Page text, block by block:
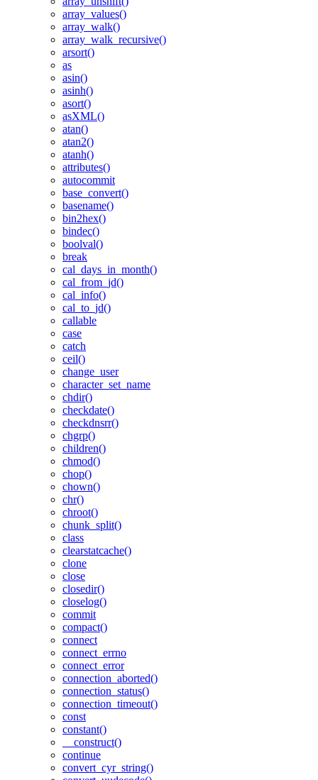
array_values()
array_walk()
array_walk_recursive()
arsort()
as
asin()
asinh()
asort()
asXML()
atan()
atan2()
atanh()
attributes()
autocommit
base_convert()
basename()
bin2hex()
bindec()
boolval()
break
cal_days_in_month()
cal_from_jd()
cal_info()
cal_to_jd()
callable
case
catch
ceil()
change_user
character_set_name
chdir()
checkdate()
checkdnsrr()
chgrp()
children()
chmod()
chop()
chown()
chr()
chroot()
chunk_split()
class
clearstatcache()
clone
close
closedir()
closelog()
commit
compact()
connect
connect_errno
connect_error
connection_aborted()
connection_status()
connection_timeout()
const
constant()
__construct()
continue
convert_cyr_string()